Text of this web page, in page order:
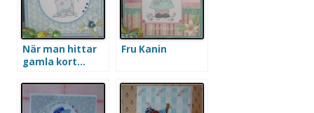
När man hittar
gamla kort…
Fru Kanin